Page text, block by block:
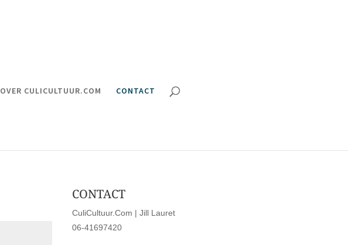
OVER CULICULTUUR.COM CONTACT
CONTACT
CuliCultuur.Com | Jill Lauret
06-41697420